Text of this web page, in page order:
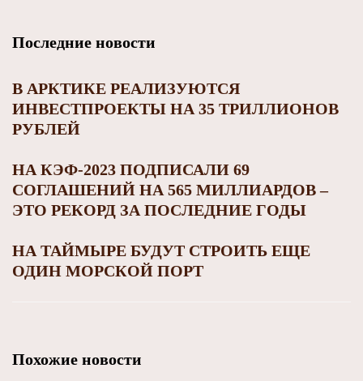
Последние новости
В АРКТИКЕ РЕАЛИЗУЮТСЯ
ИНВЕСТПРОЕКТЫ НА 35 ТРИЛЛИОНОВ
РУБЛЕЙ
НА КЭФ-2023 ПОДПИСАЛИ 69
СОГЛАШЕНИЙ НА 565 МИЛЛИАРДОВ –
ЭТО РЕКОРД ЗА ПОСЛЕДНИЕ ГОДЫ
НА ТАЙМЫРЕ БУДУТ СТРОИТЬ ЕЩЕ
ОДИН МОРСКОЙ ПОРТ
Похожие новости